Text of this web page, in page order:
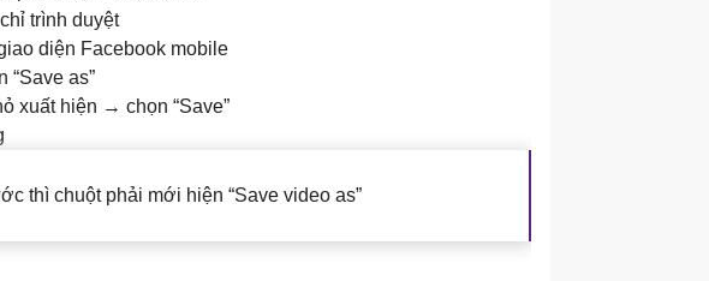
trình duyệt
diện Facebook mobile
“Save as”
xuất hiện → chọn “Save”
thì chuột phải mới hiện “Save video as”